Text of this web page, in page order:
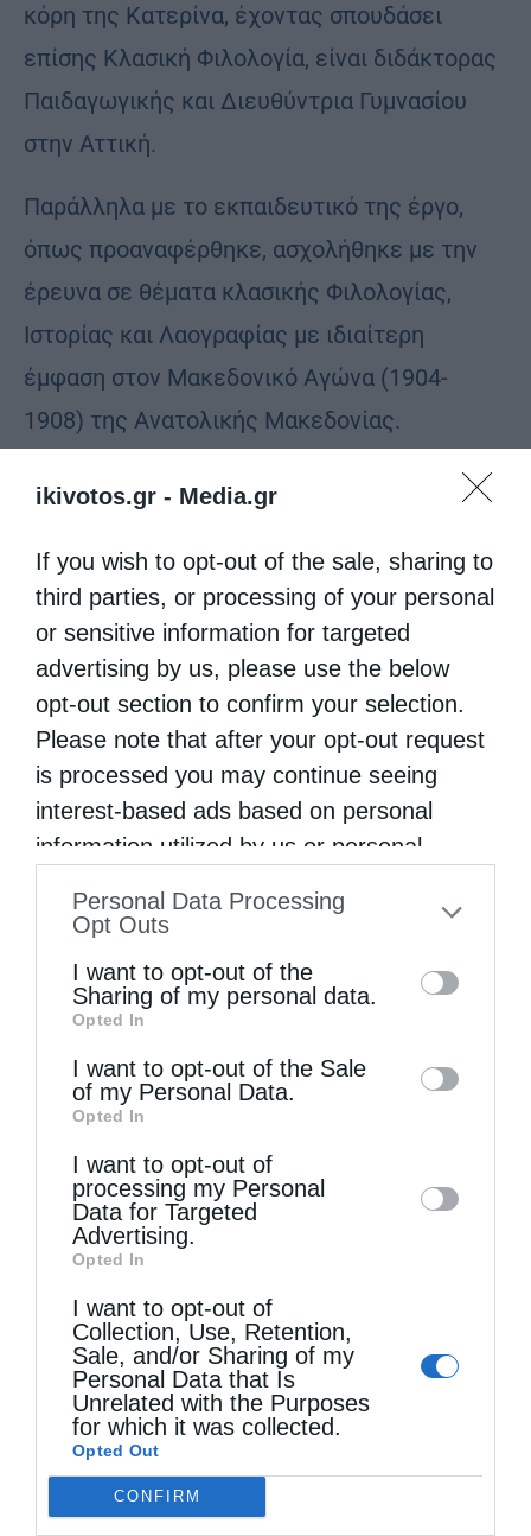
ikivotos.gr - Media.gr
If you wish to opt-out of the sale, sharing to
third parties, or processing of your personal
or sensitive information for targeted
advertising by us, please use the below
opt-out section to confirm your selection.
Please note that after your opt-out request
is processed you may continue seeing
interest-based ads based on personal
information utilized by us or personal
to your opt-out. You may separately opt-out
information by third parties on the IAB’s list
of downstream participants. This
information may also be disclosed by us to
third parties on theIAB’s List of
Downstream Participants
disclose it to other third parties.
Personal Data Processing
Opt Outs
I want to opt-out of the
Sharing of my personal data.
Opted In
I want to opt-out of the Sale
of my Personal Data.
Opted In
I want to opt-out of
processing my Personal
Data for Targeted
Advertising.
Opted In
I want to opt-out of
Collection, Use, Retention,
Sale, and/or Sharing of my
Personal Data that Is
Unrelated with the Purposes
for which it was collected.
Opted Out
CONFIRM
κόρη της Κατερίνα, έχοντας σπουδάσει
επίσης Κλασική Φιλολογία, είναι διδάκτορας
Παιδαγωγικής και Διευθύντρια Γυμνασίου
στην Αττική.
Παράλληλα με το εκπαιδευτικό της έργο,
όπως προαναφέρθηκε, ασχολήθηκε με την
έρευνα σε θέματα κλασικής Φιλολογίας,
Ιστορίας και Λαογραφίας με ιδιαίτερη
έμφαση στον Μακεδονικό Αγώνα (1904-
1908) της Ανατολικής Μακεδονίας.
τοπικά, πανελλήνια και διεθνή, πρωτότυπες
ερευνητικές της εργασίες, οι οποίες έχουν
δημοσιευτεί στα αντίστοιχα πρακτικά.
Επιμελήθηκε εκδόσεις βιβλίων,
αρθρογράφησε συστηματικά στα έντυπα και
ηλεκτρονικά μέσα μαζικής ενημέρωσης, ενώ
πραγματοποίησε πλήθος διαλέξεων και
ομιλιών.
Η εργασία αυτή απέσπασε την επιδοκιμασία
συντοπιτών και ομοτέχνων: βραβεύτηκε σε
Τριών Ιεραρχών» και «ειδικόν χρυσούν
σταυρόν
για τη μελέτη της στο «Πρόσεχε σεαυτώ»
του Μ. Βασιλείου, το 1959, καθώς και με το
Α΄ Βραβείο σε Πανελλήνιο Λαογραφικό
Διαγωνισμό από την Εστία Ν. Σμύρνης για την
εργασία της «Φανάρι Σηλυβρίας –
Ραιδεστού », το 1984. Επίσης, για την
προσφορά της στην καταγραφή της ιστορίας
της Καβάλας και της περιοχής της, καθώς
και στα πολιτιστικά δρώμενα τιμήθηκε από
τοπικούς φορείς και συλλόγους. Ενδεικτικά
αναφέρουμε τιμητικές διακρίσεις που της